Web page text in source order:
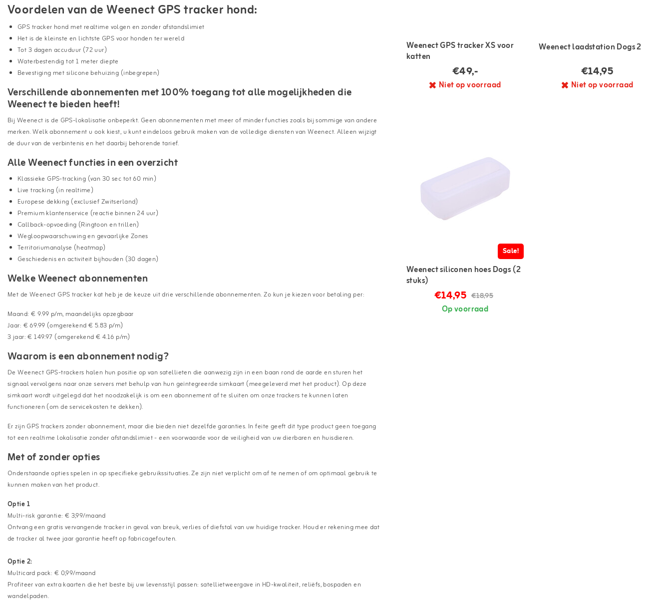
Voordelen van de Weenect GPS tracker hond:
GPS tracker hond met realtime volgen en zonder afstandslimiet
Het is de kleinste en lichtste GPS voor honden ter wereld
Tot 3 dagen accuduur (72 uur)
Waterbestendig tot 1 meter diepte
Bevestiging met silicone behuizing (inbegrepen)
Verschillende abonnementen met 100% toegang tot alle mogelijkheden die
Weenect te bieden heeft!
Bij Weenect is de GPS-lokalisatie onbeperkt. Geen abonnementen met meer of minder functies zoals bij sommige van andere
merken. Welk abonnement u ook kiest, u kunt eindeloos gebruik maken van de volledige diensten van Weenect. Alleen wijzigt
de duur van de verbintenis en het daarbij behorende tarief.
Alle Weenect functies in een overzicht
Klassieke GPS-tracking (van 30 sec tot 60 min)
Live tracking (in realtime)
Europese dekking (exclusief Zwitserland)
Premium klantenservice (reactie binnen 24 uur)
Callback-opvoeding (Ringtoon en trillen)
Wegloopwaarschuwing en gevaarlijke Zones
Territoriumanalyse (heatmap)
Geschiedenis en activiteit bijhouden (30 dagen)
Welke Weenect abonnementen
Met de Weenect GPS tracker kat heb je de keuze uit drie verschillende abonnementen. Zo kun je kiezen voor betaling per:
Maand: € 9.99 p/m, maandelijks opzegbaar
Jaar: € 69.99 (omgerekend € 5.83 p/m)
3 jaar: € 149.97 (omgerekend € 4.16 p/m)
Waarom is een abonnement nodig?
De Weenect GPS-trackers halen hun positie op van satellieten die aanwezig zijn in een baan rond de aarde en sturen het
signaal vervolgens naar onze servers met behulp van hun geïntegreerde simkaart (meegeleverd met het product). Op deze
simkaart wordt uitgelegd dat het noodzakelijk is om een abonnement af te sluiten om onze trackers te kunnen laten
functioneren (om de servicekosten te dekken).
Er zijn GPS trackers zonder abonnement, maar die bieden niet dezelfde garanties. In feite geeft dit type product geen toegang
tot een realtime lokalisatie zonder afstandslimiet - een voorwaarde voor de veiligheid van uw dierbaren en huisdieren.
Met of zonder opties
Onderstaande opties spelen in op specifieke gebruikssituaties. Ze zijn niet verplicht om af te nemen of om optimaal gebruik te
kunnen maken van het product.
Optie 1
Multi-risk garantie: € 3,99/maand
Ontvang een gratis vervangende tracker in geval van breuk, verlies of diefstal van uw huidige tracker. Houd er rekening mee dat
de tracker al twee jaar garantie heeft op fabricagefouten.
Optie 2:
Multicard pack: € 0,99/maand
Profiteer van extra kaarten die het beste bij uw levensstijl passen: satellietweergave in HD-kwaliteit, reliëfs, bospaden en
wandelpaden.
Weenect GPS tracker XS voor
katten
€49,-
Niet op voorraad
Weenect laadstation Dogs 2
€14,95
Niet op voorraad
Sale!
Weenect siliconen hoes Dogs (2
stuks)
€14,95 €18,95
Op voorraad